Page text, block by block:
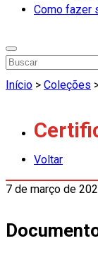
Como fazer
Início > Coleções
Voltar
7 de março de